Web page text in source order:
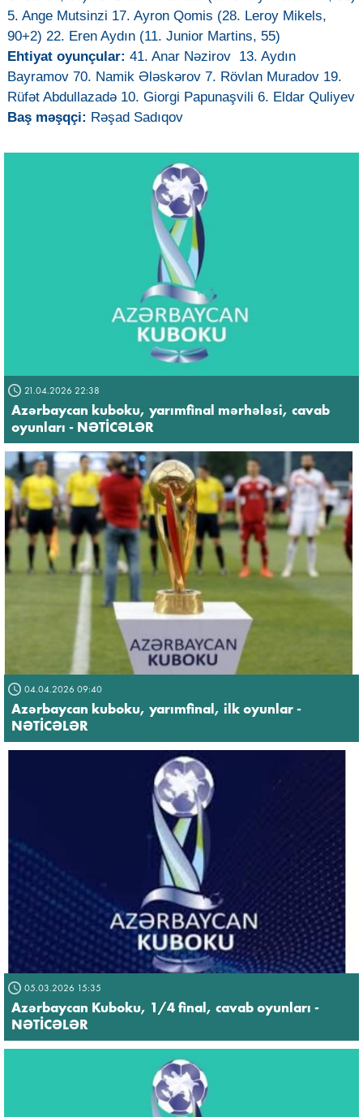
5. Ange Mutsinzi 17. Ayron Qomis (28. Leroy Mikels,
90+2) 22. Eren Aydın (11. Junior Martins, 55)
Ehtiyat oyunçular: 41. Anar Nəzirov 13. Aydın
Bayramov 70. Namik Ələskərov 7. Rövlan Muradov 19.
Rüfət Abdullazadə 10. Giorgi Papunaşvili 6. Eldar Quliyev
Baş məşqçi: Rəşad Sadıqov
21.04.2026 22:38
Azərbaycan kuboku, yarımfinal mərhələsi, cavab
oyunları - NƏTİCƏLƏR
04.04.2026 09:40
Azərbaycan kuboku, yarımfinal, ilk oyunlar -
NƏTİCƏLƏR
05.03.2026 15:35
Azərbaycan Kuboku, 1/4 final, cavab oyunları -
NƏTİCƏLƏR